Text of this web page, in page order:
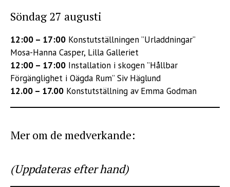
Söndag 27 augusti
12:00 – 17:00 Konstutställningen ”Urladdningar”
Mosa-Hanna Casper, Lilla Galleriet
12:00 – 17:00 Installation i skogen ”Hållbar
Förgänglighet i Oägda Rum” Siv Häglund
12.00 – 17.00 Konstutställning av Emma Godman
Mer om de medverkande:
(Uppdateras efter hand)